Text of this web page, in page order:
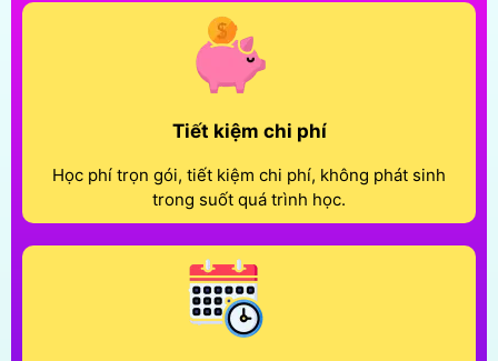
Tiết kiệm chi phí
Học phí trọn gói, tiết kiệm chi phí, không phát sinh
trong suốt quá trình học.